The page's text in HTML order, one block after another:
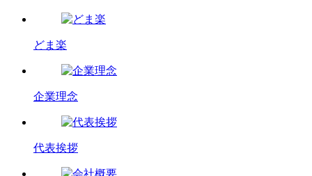
どま楽
企業理念
代表挨拶